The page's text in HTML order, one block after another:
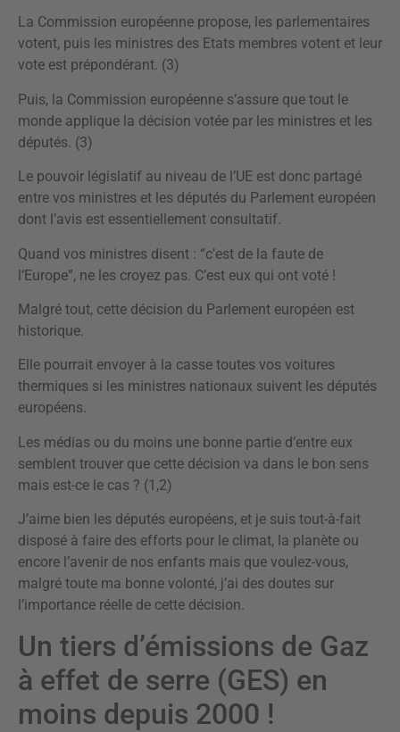
La Commission européenne propose, les parlementaires
votent, puis les ministres des Etats membres votent et leur
vote est prépondérant. (3)
Puis, la Commission européenne s’assure que tout le
monde applique la décision votée par les ministres et les
députés. (3)
Le pouvoir législatif au niveau de l’UE est donc partagé
entre vos ministres et les députés du Parlement européen
dont l’avis est essentiellement consultatif.
Quand vos ministres disent : “c’est de la faute de
l’Europe”, ne les croyez pas. C’est eux qui ont voté !
Malgré tout, cette décision du Parlement européen est
historique.
Elle pourrait envoyer à la casse toutes vos voitures
thermiques si les ministres nationaux suivent les députés
européens.
Les médias ou du moins une bonne partie d’entre eux
semblent trouver que cette décision va dans le bon sens
mais est-ce le cas ? (1,2)
J’aime bien les députés européens, et je suis tout-à-fait
disposé à faire des efforts pour le climat, la planète ou
encore l’avenir de nos enfants mais que voulez-vous,
malgré toute ma bonne volonté, j’ai des doutes sur
l’importance réelle de cette décision.
Un tiers d’émissions de Gaz
à effet de serre (GES) en
moins depuis 2000 !